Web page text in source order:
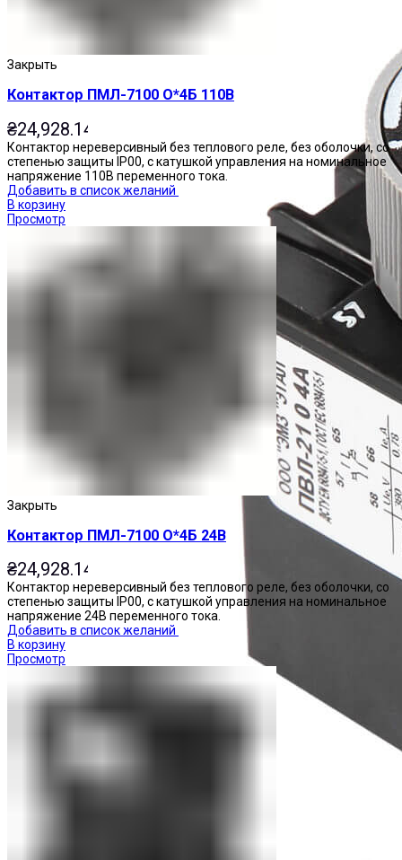
Закрыть
Контактор ПМЛ-7100 О*4Б 110В
₴24,928.14
Контактор нереверсивный без теплового реле, без оболочки, со
степенью защиты IP00, с катушкой управления на номинальное
напряжение 110В переменного тока.
Добавить в список желаний
В корзину
Просмотр
Закрыть
Контактор ПМЛ-7100 О*4Б 24В
₴24,928.14
Контактор нереверсивный без теплового реле, без оболочки, со
степенью защиты IP00, с катушкой управления на номинальное
напряжение 24В переменного тока.
Добавить в список желаний
В корзину
Просмотр